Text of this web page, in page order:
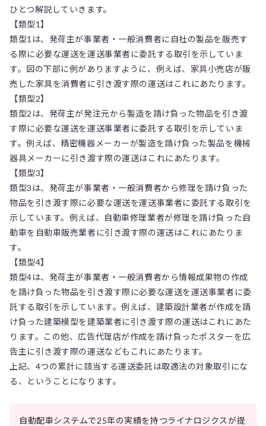
ひとつ解説していきます。
【類型1】
類型1は、発荷主が事業者・一般消費者に自社の製品を販売す
る際に必要な運送を運送事業者に委託する取引を示していま
す。図の下部に例がありますように、例えば、家具小売店が販
売した家具を消費者に引き渡す際の運送はこれにあたります。
【類型2】
類型2は、発荷主が発注元から製造を請け負った物品を引き渡
す際に必要な運送を運送事業者に委託する取引を示していま
す。例えば、精密機器メーカーが製造を請け負った製品を機械
器具メーカーに引き渡す際の運送はこれにあたります。
【類型3】
類型3は、発荷主が事業者・一般消費者から修理を請け負った
物品を引き渡す際に必要な運送を運送事業者に委託する取引を
示しています。例えば、自動車修理業者が修理を請け負った自
動車を自動車販売業者に引き渡す際の運送はこれにあたりま
す。
【類型4】
類型4は、発荷主が事業者・一般消費者から情報成果物の作成
を請け負った物品を引き渡す際に必要な運送を運送事業者に委
託する取引を示しています。例えば、建築設計業者が作成を請
け負った建築模型を建築業者に引き渡す際の運送はこれにあた
ります。この他、広告代理店が作成を請け負ったポスターを広
告主に引き渡す際の運送などもこれにあたります。
上記、4つの累計に該当する運送委託は取適法の対象取引にな
る、ということになります。
自動配車システムで25年の実績を持つライナロジクスが提